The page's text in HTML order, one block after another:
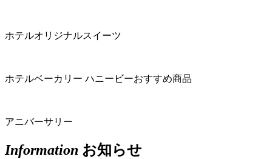
ホテルオリジナルスイーツ
ホテルベーカリー ハニービーおすすめ商品
アニバーサリー
Information お知らせ